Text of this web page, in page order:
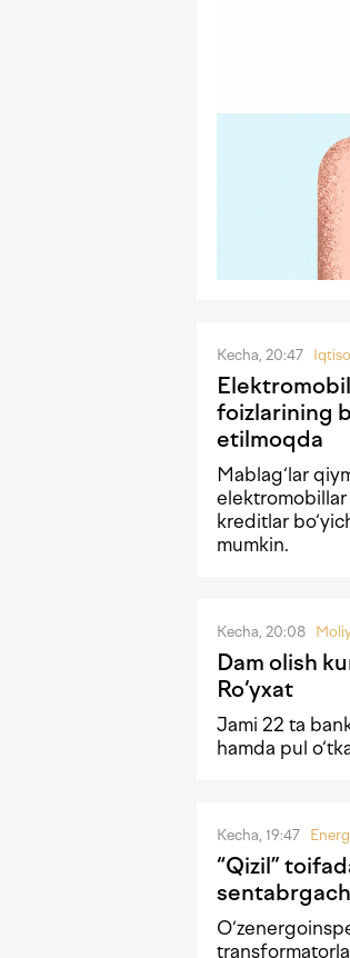
Kecha, 20:47
foizlarining
etilmoqda
Mablag‘lar
elektromobillar
kreditlar
mumkin.
Kecha, 20:08
Dam olish
Ro‘yxat
Jami 22 ta
hamda pul
Kecha, 19:47
“Qizil”